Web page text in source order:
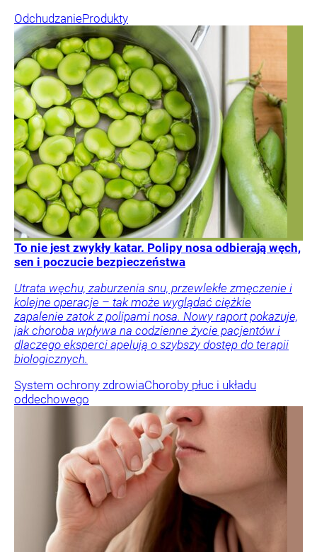
OdchudzanieProdukty
To nie jest zwykły katar. Polipy nosa odbierają węch,
sen i poczucie bezpieczeństwa
Utrata węchu, zaburzenia snu, przewlekłe zmęczenie i
kolejne operacje – tak może wyglądać ciężkie
zapalenie zatok z polipami nosa. Nowy raport pokazuje,
jak choroba wpływa na codzienne życie pacjentów i
dlaczego eksperci apelują o szybszy dostęp do terapii
biologicznych.
System ochrony zdrowiaChoroby płuc i układu
oddechowego